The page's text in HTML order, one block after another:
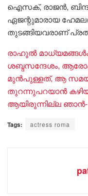
ഐസക്, രാജൻ,
ഏജന്റുമാരായ
തുടങ്ങിയവരാണ്
രാഹുൽ
ശബ്ദസന്ദേശം,
മുൻപുള്ളത്, ആ
തുറന്നുപറയാൻ
ആയിരുന്നില്ല
Tags: actress roma